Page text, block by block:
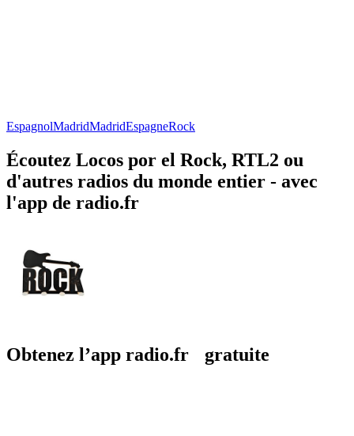
EspagnolMadridMadridEspagneRock
Écoutez Locos por el Rock, RTL2 ou
d'autres radios du monde entier - avec
l'app de radio.fr
Obtenez l’app radio.fr gratuite